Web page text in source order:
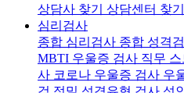
상담사 찾기 상담센터 찾기
심리검사
종합 심리검사 종합 성격
MBTI 우울증 검사 직무
사 코로나 우울증 검사 우